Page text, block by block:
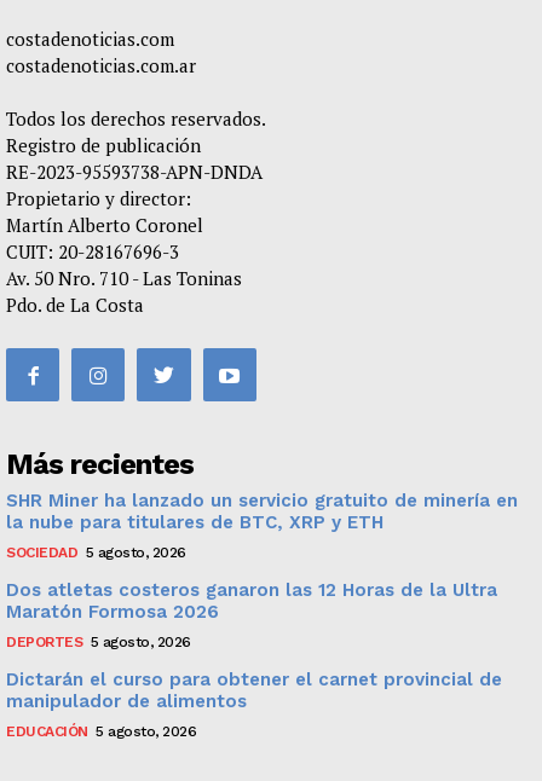
costadenoticias.com
costadenoticias.com.ar
Todos los derechos reservados.
Registro de publicación
RE-2023-95593738-APN-DNDA
Propietario y director:
Martín Alberto Coronel
CUIT: 20-28167696-3
Av. 50 Nro. 710 - Las Toninas
Pdo. de La Costa
Más recientes
SHR Miner ha lanzado un servicio gratuito de minería en
la nube para titulares de BTC, XRP y ETH
SOCIEDAD 5 agosto, 2026
Dos atletas costeros ganaron las 12 Horas de la Ultra
Maratón Formosa 2026
DEPORTES 5 agosto, 2026
Dictarán el curso para obtener el carnet provincial de
manipulador de alimentos
EDUCACIÓN 5 agosto, 2026